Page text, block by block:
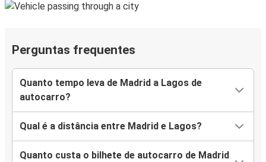
Perguntas frequentes
Quanto tempo leva de Madrid a Lagos de
autocarro?
Qual é a distância entre Madrid e Lagos?
Quanto custa o bilhete de autocarro de Madrid